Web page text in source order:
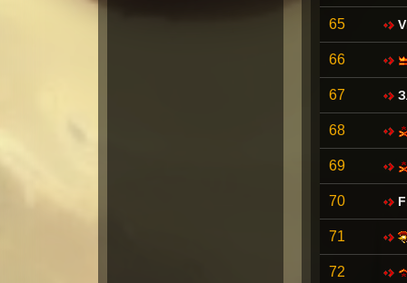
65
66
67
68
69
70
71
72